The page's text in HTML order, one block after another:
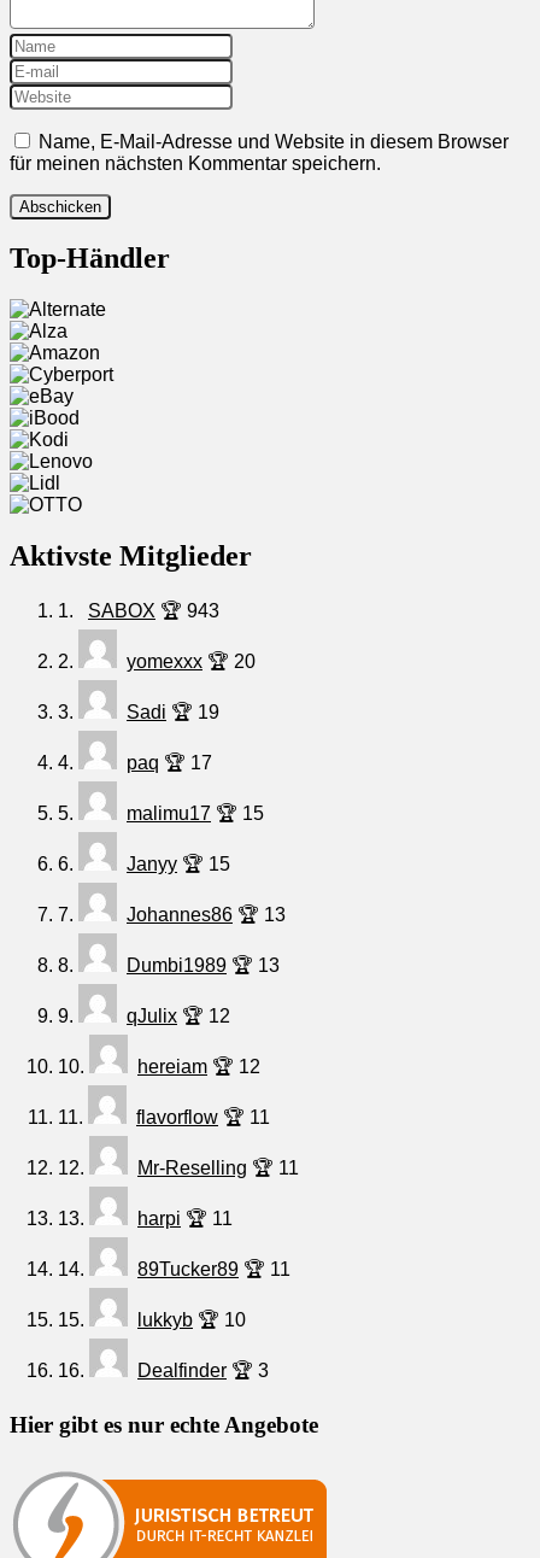
Name, E-Mail-Adresse und Website in diesem Browser
für meinen nächsten Kommentar speichern.
Top-Händler
Aktivste Mitglieder
1. SABOX 🏆 943
2. yomexxx 🏆 20
3. Sadi 🏆 19
4. paq 🏆 17
5. malimu17 🏆 15
6. Janyy 🏆 15
7. Johannes86 🏆 13
8. Dumbi1989 🏆 13
9. qJulix 🏆 12
10. hereiam 🏆 12
11. flavorflow 🏆 11
12. Mr-Reselling 🏆 11
13. harpi 🏆 11
14. 89Tucker89 🏆 11
15. lukkyb 🏆 10
16. Dealfinder 🏆 3
Hier gibt es nur echte Angebote